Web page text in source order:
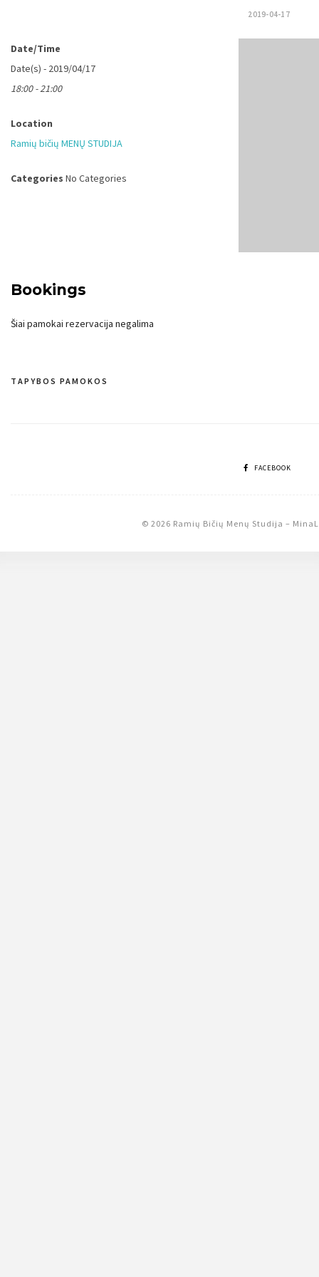
2019-04-17
Date/Time
Date(s) - 2019/04/17
18:00 - 21:00
Location
Ramių bičių MENŲ STUDIJA
Categories No Categories
Bookings
Šiai pamokai rezervacija negalima
Navigacija
TAPYBOS PAMOKOS
FACEBOOK
© 2026 Ramių Bičių Menų Studija –